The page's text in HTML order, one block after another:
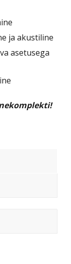
ja akustiline
asetusega